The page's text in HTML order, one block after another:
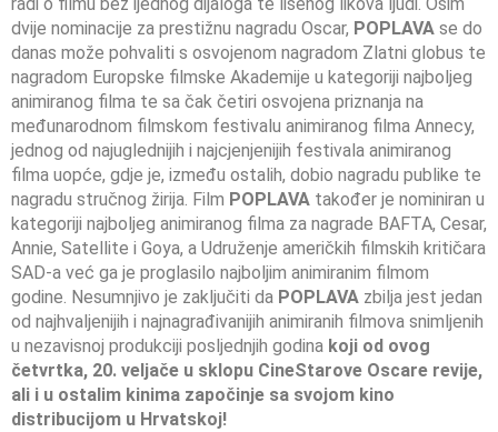
dvije nominacije za prestižnu nagradu Oscar, POPLAVA se do
danas može pohvaliti s osvojenom nagradom Zlatni globus te
nagradom Europske filmske Akademije u kategoriji najboljeg
animiranog filma te sa čak četiri osvojena priznanja na
međunarodnom filmskom festivalu animiranog filma Annecy,
jednog od najuglednijih i najcjenjenijih festivala animiranog
filma uopće, gdje je, između ostalih, dobio nagradu publike te
nagradu stručnog žirija. Film POPLAVA također je nominiran u
kategoriji najboljeg animiranog filma za nagrade BAFTA, Cesar,
Annie, Satellite i Goya, a Udruženje američkih filmskih kritičara
SAD-a već ga je proglasilo najboljim animiranim filmom
godine. Nesumnjivo je zaključiti da POPLAVA zbilja jest jedan
od najhvaljenijih i najnagrađivanijih animiranih filmova snimljenih
u nezavisnoj produkciji posljednjih godina koji od ovog
četvrtka, 20. veljače u sklopu CineStarove Oscare revije,
ali i u ostalim kinima započinje sa svojom kino
distribucijom u Hrvatskoj!